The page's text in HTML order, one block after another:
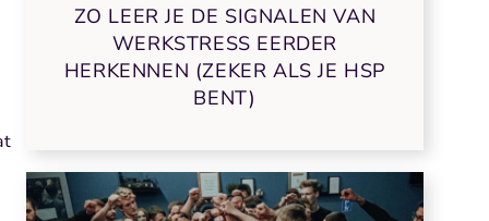
ZO LEER JE DE SIGNALEN VAN
WERKSTRESS EERDER
HERKENNEN (ZEKER ALS JE HSP
BENT)